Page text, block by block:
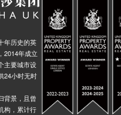
年历史的英
2014年成立
主要城市设
24小时无时
背景，且曾
构，累计行